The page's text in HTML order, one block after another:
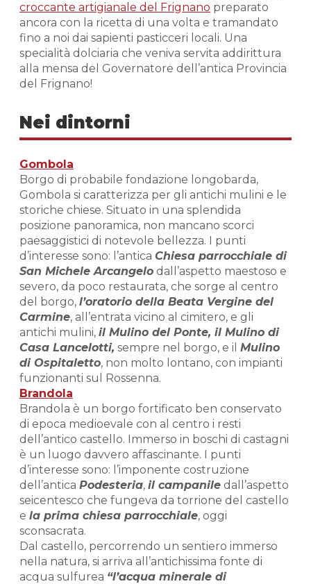
croccante artigianale del Frignano preparato
ancora con la ricetta di una volta e tramandato
fino a noi dai sapienti pasticceri locali. Una
specialità dolciaria che veniva servita addirittura
alla mensa del Governatore dell’antica Provincia
del Frignano!
Nei dintorni
Gombola
Borgo di probabile fondazione longobarda,
Gombola si caratterizza per gli antichi mulini e le
storiche chiese. Situato in una splendida
posizione panoramica, non mancano scorci
paesaggistici di notevole bellezza. I punti
d’interesse sono: l’antica Chiesa parrocchiale di
San Michele Arcangelo dall’aspetto maestoso e
severo, da poco restaurata, che sorge al centro
del borgo, l’oratorio della Beata Vergine del
Carmine, all’entrata vicino al cimitero, e gli
antichi mulini, il Mulino del Ponte, il Mulino di
Casa Lancelotti, sempre nel borgo, e il Mulino
di Ospitaletto, non molto lontano, con impianti
funzionanti sul Rossenna.
Brandola
Brandola è un borgo fortificato ben conservato
di epoca medioevale con al centro i resti
dell’antico castello. Immerso in boschi di castagni
è un luogo davvero affascinante. I punti
d’interesse sono: l’imponente costruzione
dell’antica Podesteria, il campanile dall’aspetto
seicentesco che fungeva da torrione del castello
e la prima chiesa parrocchiale, oggi
sconsacrata.
Dal castello, percorrendo un sentiero immerso
nella natura, si arriva all’antichissima fonte di
acqua sulfurea “l’acqua minerale di